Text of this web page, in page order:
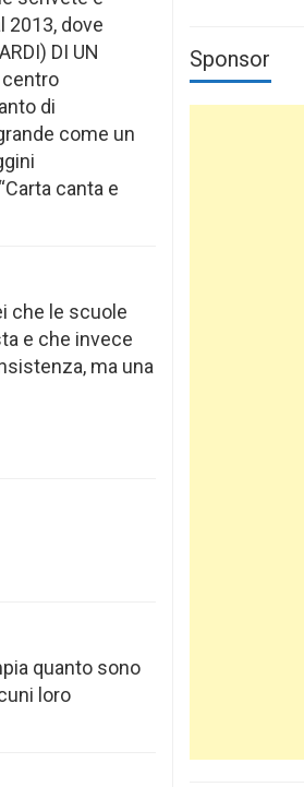
2013, dove
DI UN
centro
di
come un
canta e
che le scuole
e che invece
ma una
quanto sono
loro
Sponsor